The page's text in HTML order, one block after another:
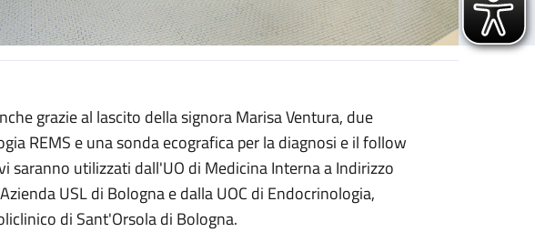
migliorare l’esame della salute delle ossa
grazie al lascito della signora Marisa Ventura, due
REMS e una sonda ecografica per la diagnosi e il follow
saranno utilizzati dall'UO di Medicina Interna a Indirizzo
USL di Bologna e dalla UOC di Endocrinologia,
di Sant'Orsola di Bologna.